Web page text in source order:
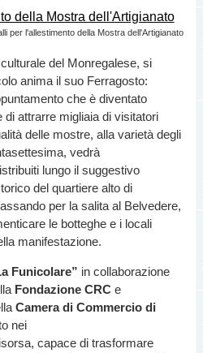
per l'allestimento della Mostra dell'Artigianato
del Monregalese, si
anima il suo Ferragosto:
che è diventato
attrarre migliaia di visitatori
delle mostre, alla varietà degli
vedrà
lungo il suggestivo
del quartiere alto di
per la salita al Belvedere,
le botteghe e i locali
manifestazione.
Funicolare” in collaborazione
Fondazione CRC e
Camera di Commercio di
nei
capace di trasformare